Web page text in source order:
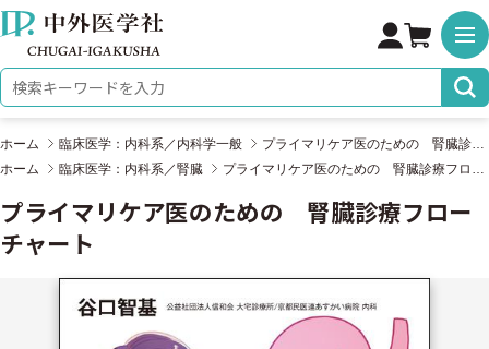
株式会社 中外医学社
検索キーワード
ホーム 臨床医学：内科系／内科学一般
プライマリケア医のための 腎臓診療フローチャート
ホーム
臨床医学：内科系／腎臓
プライマリケア医のための 腎臓診療フロー
チャート